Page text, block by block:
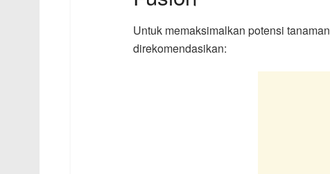
Untuk memaksimalkan potensi tanaman
direkomendasikan: